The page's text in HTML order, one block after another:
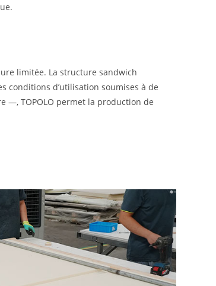
limitée. La structure sandwich
conditions d’utilisation soumises à de
—, TOPOLO permet la production de